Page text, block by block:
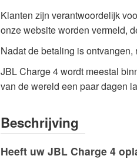
Nu
beschikbaar
snelle
wereldwijde
verzending
Klanten zijn verantwoordelijk
onze website worden vermeld,
Nadat de betaling is
JBL Charge 4 wordt meestal
van de wereld een paar dagen
Beschrijving
Heeft uw JBL Charge 4